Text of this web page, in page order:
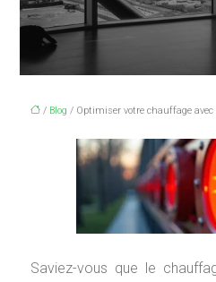
/ Blog / Optimiser votre chauffage
Saviez-vous que le